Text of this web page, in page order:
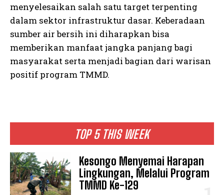
TOP 5 THIS WEEK
Kesongo Menyemai Harapan
Lingkungan, Melalui Program
TMMD Ke-129
menyelesaikan salah satu target terpenting
dalam sektor infrastruktur dasar. Keberadaan
sumber air bersih ini diharapkan bisa
memberikan manfaat jangka panjang bagi
masyarakat serta menjadi bagian dari warisan
positif program TMMD.